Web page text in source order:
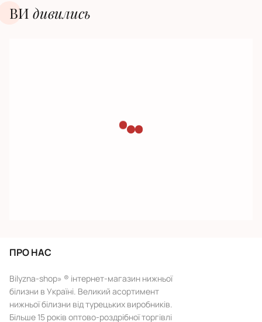
ВИ дивилиcь
ПРО НАС
Bilyzna-shop» ® інтернет-магазин нижньої
білизни в Україні. Великий асортимент
нижньої білизни від турецьких виробників.
Більше 15 років оптово-роздрібної торгівлі